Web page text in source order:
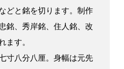
どと銘を切ります。制作
銘、秀岸銘、住人銘、改
ます。
寸八分八厘。身幅は元先